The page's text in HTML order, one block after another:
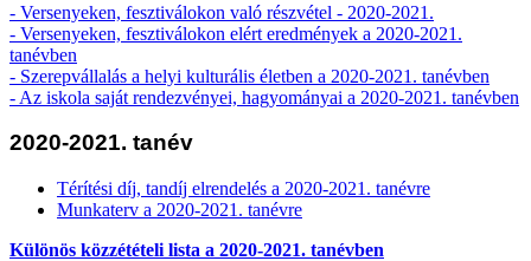
- Versenyeken, fesztiválokon való részvétel - 2020-2021.
- Versenyeken, fesztiválokon elért eredmények a 2020-2021.
tanévben
- Szerepvállalás a helyi kulturális életben a 2020-2021. tanévben
- Az iskola saját rendezvényei, hagyományai a 2020-2021. tanévben
2020-2021. tanév
Térítési díj, tandíj elrendelés a 2020-2021. tanévre
Munkaterv a 2020-2021. tanévre
Különös közzétételi lista a 2020-2021. tanévben